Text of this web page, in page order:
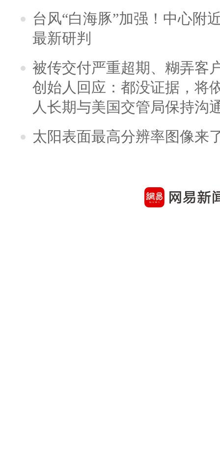
台风“白海豚”加强！中心附
最新研判
被传交付严重超期、糊弄客
创始人回应：都没证据，将
人长期与美国交管局保持沟
太阳表面最高分辨率图像来